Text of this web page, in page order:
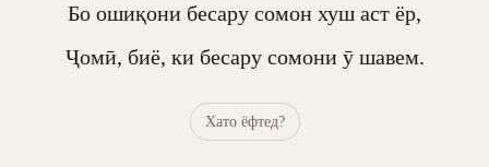
Бо ошиқони бесару сомон хуш аст ёр,
Ҷомӣ, биё, ки бесару сомони ӯ шавем.
Хато ёфтед?